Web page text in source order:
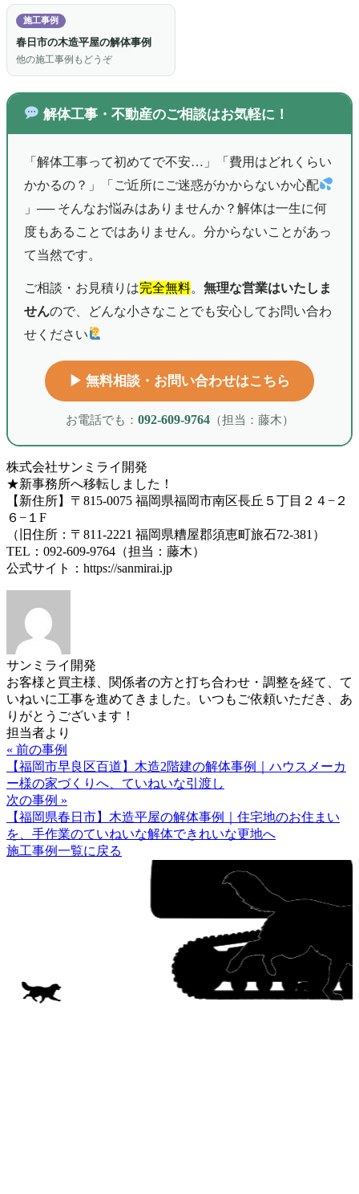
施工事例
春日市の木造平屋の解体事例
他の施工事例もどうぞ
解体工事・不動産のご相談はお気軽に！
「解体工事って初めてで不安…」「費用はどれくらい
かかるの？」「ご近所にご迷惑がかからないか心配
」── そんなお悩みはありませんか？解体は一生に何
度もあることではありません。分からないことがあっ
て当然です。
ご相談・お見積りは完全無料。 無理な営業はいたしま
せんので、どんな小さなことでも安心してお問い合わ
せください
▶︎ 無料相談・お問い合わせはこちら
お電話でも： 092-609-9764（担当：藤木）
株式会社サンミライ開発
★新事務所へ移転しました！
【新住所】〒815-0075 福岡県福岡市南区長丘５丁目２４−２
６−１F
（旧住所：〒811-2221 福岡県糟屋郡須恵町旅石72-381）
TEL：092-609-9764（担当：藤木）
公式サイト：https://sanmirai.jp
サンミライ開発
お客様と買主様、関係者の方と打ち合わせ・調整を経て、て
いねいに工事を進めてきました。いつもご依頼いただき、あ
りがとうございます！
担当者より
« 前の事例
【福岡市早良区百道】木造2階建の解体事例｜ハウスメーカ
ー様の家づくりへ、ていねいな引渡し
次の事例 »
【福岡県春日市】木造平屋の解体事例｜住宅地のお住まい
を、手作業のていねいな解体できれいな更地へ
施工事例一覧に戻る